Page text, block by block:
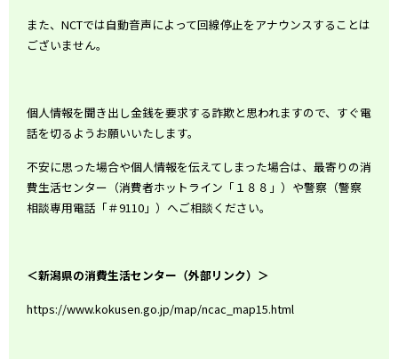
また、 NCTでは自動音声によって回線停止をアナウンスすることは
ございません。
個人情報を聞き出し金銭を要求する詐欺と思われますので、すぐ電
話を切るようお願いいたします。
不安に思った場合や個人情報を伝えてしまった場合は、最寄りの消
費生活センター（消費者ホットライン「１８８」）や警察（警察
相談専用電話「＃9110 」）へご相談ください。
＜新潟県の消費生活センター（外部リンク）＞
https://www.kokusen.go.jp/map/ncac_map15.html